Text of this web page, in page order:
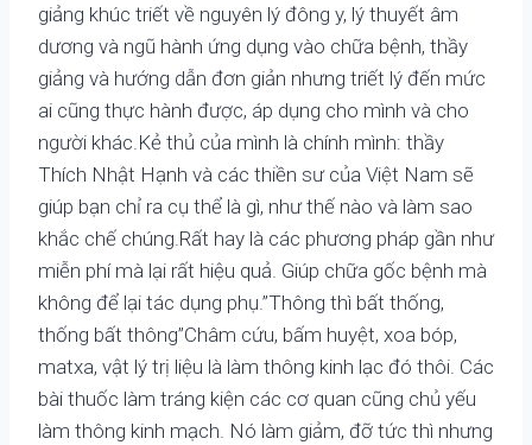
giảng khúc triết về nguyên lý đông y, lý thuyết âm
dương và ngũ hành ứng dụng vào chữa bệnh, thầy
giảng và hướng dẫn đơn giản nhưng triết lý đến mức
ai cũng thực hành được, áp dụng cho mình và cho
người khác.Kẻ thủ của mình là chính mình: thầy
Thích Nhật Hạnh và các thiền sư của Việt Nam sẽ
giúp bạn chỉ ra cụ thể là gì, như thế nào và làm sao
khắc chế chúng.Rất hay là các phương pháp gần như
miễn phí mà lại rất hiệu quả. Giúp chữa gốc bệnh mà
không để lại tác dụng phụ.”Thông thì bất thống,
thống bất thông”Châm cứu, bấm huyệt, xoa bóp,
matxa, vật lý trị liệu là làm thông kinh lạc đó thôi. Các
bài thuốc làm tráng kiện các cơ quan cũng chủ yếu
làm thông kinh mạch. Nó làm giảm, đỡ tức thì nhưng